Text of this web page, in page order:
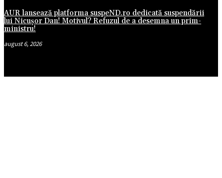
AUR lansează platforma suspeND.ro dedicată suspendării
lui Nicușor Dan! Motivul? Refuzul de a desemna un prim-
ministru!
august 6, 2026